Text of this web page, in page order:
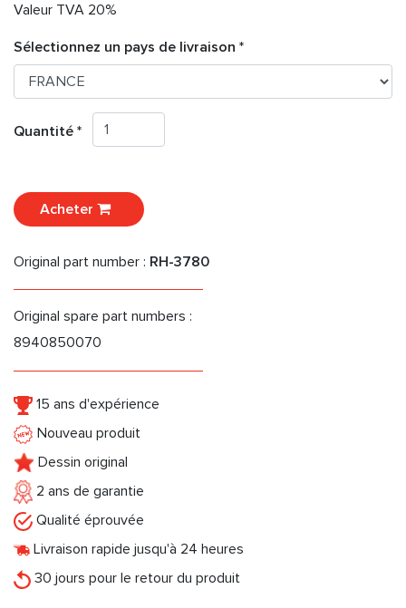
Valeur TVA 20%
Sélectionnez un pays de livraison *
Quantité *
Acheter
Original part number : RH-3780
Original spare part numbers :
8940850070
15 ans d'expérience
Nouveau produit
Dessin original
2 ans de garantie
Qualité éprouvée
Livraison rapide jusqu'à 24 heures
30 jours pour le retour du produit